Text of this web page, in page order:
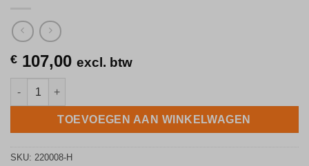
€ 107,00 excl. btw
Coca Cola Zero Bag in Box Postmix 5 Liter aantal
TOEVOEGEN AAN WINKELWAGEN
SKU: 220008-H